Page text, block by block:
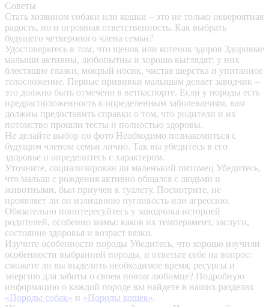
Советы
Стать хозяином собаки или кошки – это не только невероятная
радость, но и огромная ответственность. Как выбрать
будущего четвероного члена семьи?
Удостоверьтесь в том, что щенок или котенок здоров Здоровые
малыши активны, любопытны и хорошо выглядят: у них
блестящие глазки, мокрый носик, чистая шерстка и упитанное
телосложение. Первые прививки малышам делает заводчик –
это должно быть отмечено в ветпаспорте. Если у породы есть
предрасположенность к определенным заболеваниям, вам
должны предоставить справки о том, что родители и их
потомство прошли тесты и полностью здоровы.
Не делайте выбор по фото Необходимо познакомиться с
будущим членом семьи лично. Так вы убедитесь в его
здоровье и определитесь с характером.
Уточните, социализирован ли маленький питомец Убедитесь,
что малыш с рождения активно общался с людьми и
животными, был приучен к туалету. Посмотрите, не
проявляет ли он излишнюю пугливость или агрессию.
Обязательно поинтересуйтесь у заводчика историей
родителей, особенно мамы: каков их темперамент, заслуги,
состояние здоровья и возраст вязки.
Изучите особенности породы Убедитесь, что хорошо изучили
особенности выбранной породы, и ответьте себе на вопрос:
сможете ли вы выделить необходимое время, ресурсы и
энергию для заботы о своем новом любимце? Подробную
информацию о каждой породе вы найдете в наших разделах
«Породы собак» и «Породы кошек».